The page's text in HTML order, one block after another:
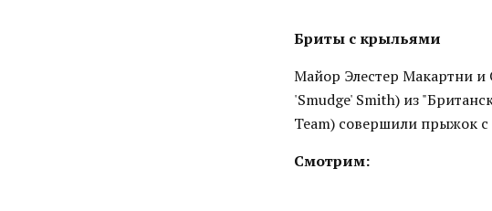
Бриты с крыльями
Майор Элестер Макартни и
'Smudge' Smith) из
Team) совершили прыжок
Смотрим: